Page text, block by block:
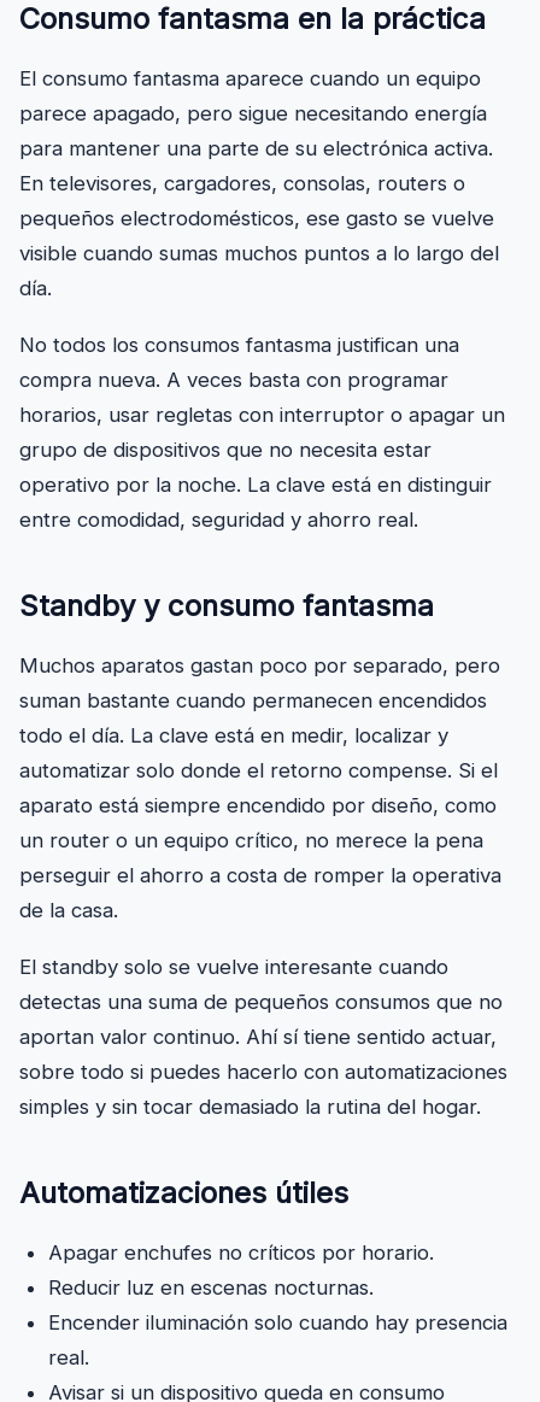
Consumo fantasma en la práctica
El consumo fantasma aparece cuando un equipo
parece apagado, pero sigue necesitando energía
para mantener una parte de su electrónica activa.
En televisores, cargadores, consolas, routers o
pequeños electrodomésticos, ese gasto se vuelve
visible cuando sumas muchos puntos a lo largo del
día.
No todos los consumos fantasma justifican una
compra nueva. A veces basta con programar
horarios, usar regletas con interruptor o apagar un
grupo de dispositivos que no necesita estar
operativo por la noche. La clave está en distinguir
entre comodidad, seguridad y ahorro real.
Standby y consumo fantasma
Muchos aparatos gastan poco por separado, pero
suman bastante cuando permanecen encendidos
todo el día. La clave está en medir, localizar y
automatizar solo donde el retorno compense. Si el
aparato está siempre encendido por diseño, como
un router o un equipo crítico, no merece la pena
perseguir el ahorro a costa de romper la operativa
de la casa.
El standby solo se vuelve interesante cuando
detectas una suma de pequeños consumos que no
aportan valor continuo. Ahí sí tiene sentido actuar,
sobre todo si puedes hacerlo con automatizaciones
simples y sin tocar demasiado la rutina del hogar.
Automatizaciones útiles
Apagar enchufes no críticos por horario.
Reducir luz en escenas nocturnas.
Encender iluminación solo cuando hay presencia
real.
Avisar si un dispositivo queda en consumo